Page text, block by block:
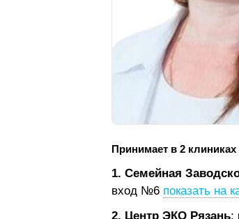
Принимает в 2 клиниках
1. Семейная
вход №6 показать на
2. Центр ЭКО Рязань;